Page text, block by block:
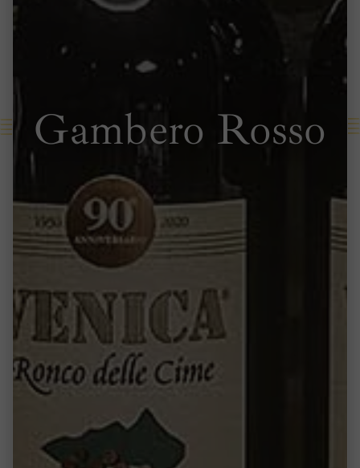
Gambero Rosso